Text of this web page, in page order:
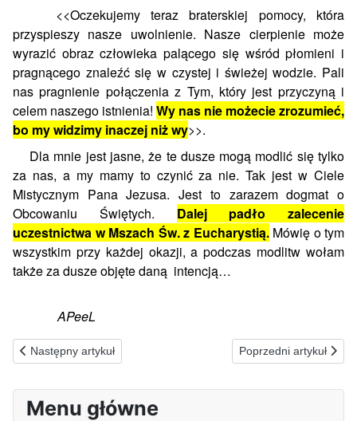
<<Oczekujemy teraz braterskiej pomocy, która
przyspieszy nasze uwolnienie. Nasze cierpienie może
wyrazić obraz człowieka palącego się wśród płomieni i
pragnącego znaleźć się w czystej i świeżej wodzie. Pali
nas pragnienie połączenia z Tym, który jest przyczyną i
celem naszego istnienia! Wy nas nie możecie zrozumieć,
bo my widzimy inaczej niż wy>>.
Dla mnie jest jasne, że te dusze mogą modlić się tylko
za nas, a my mamy to czynić za nie. Tak jest w Ciele
Mistycznym Pana Jezusa. Jest to zarazem dogmat o
Obcowaniu Świętych. Dalej padło zalecenie
uczestnictwa w Mszach Św. z Eucharystią.Mówię o tym
wszystkim przy każdej okazji, a podczas modlitw wołam
także za dusze objęte daną intencją…
APeeL
Poprzednia strona: 03.08.1988(ś) Praca uświęcona...
Następny artykuł Następna strona:
Poprzedni artykuł
Menu główne